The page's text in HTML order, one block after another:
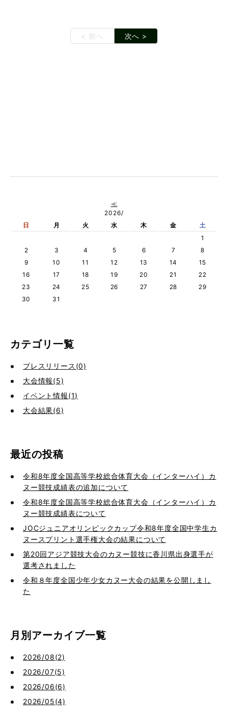
< 前へ 次へ >
≪
2026/
日
月 火 水 木 金
土
1
2
3 4 5 6 7
8
9
10 11 12 13 14
15
16
17 18 19 20 21
22
23
24 25 26 27 28
29
30
31
カテゴリ一覧
プレスリリース(0)
大会情報(5)
イベント情報(1)
大会結果(6)
最近の投稿
令和8年度全国高等学校総合体育大会（インターハイ）カ
ヌー競技成績表の追加について
令和8年度全国高等学校総合体育大会（インターハイ）カ
ヌー競技成績表について
JOCジュニアオリンピックカップ令和8年度全国中学生カ
ヌースプリント選手権大会の結果について
第20回アジア競技大会のカヌー競技に香川県出身選手が
選考されました
令和８年度全国少年少女カヌー大会の結果を公開しまし
た
月別アーカイブ一覧
2026/08(2)
2026/07(5)
2026/06(6)
2026/05(4)